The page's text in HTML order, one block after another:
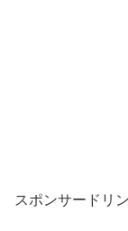
スポンサードリ